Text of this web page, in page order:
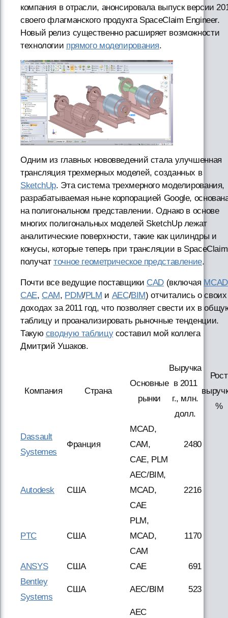
компания в отрасли, анонсировала выпуск версии
своего флагманского продукта SpaceClaim Engineer.
Новый релиз существенно расширяет возможности
технологии прямого моделирования.
Одним из главных нововведений стала улучшенная
трансляция трехмерных моделей, созданных в
SketchUp. Эта система трехмерного моделирования,
разрабатываемая ныне корпорацией Google,
на полигональном представлении. Однако в основе
многих полигональных моделей SketchUp лежат
аналитические поверхности, такие как цилиндры и
конусы, которые теперь при трансляции в SpaceClaim
получатточное геометрическое представление.
Почти все ведущие поставщики CAD (включая MCAD
CAE, CAM, PDM/PLM и AEC/BIM) отчитались о своих
доходах за 2011 год, что позволяет свести их в
таблицу и проанализировать рыночные тенденции.
Такую сводную таблицусоставил мой коллега
Дмитрий Ушаков.
Компания Страна
Основные
рынки
Выручка
в 2011
г., млн.
долл.
Рост
%
Dassault
Systemes
Франция
MCAD,
CAM,
CAE, PLM
2480
Autodesk США
AEC/BIM,
MCAD,
CAE
2216
PTC США
PLM,
MCAD,
CAM
1170
ANSYS США CAE 691
Bentley
Systems
США AEC/BIM 523
AEC